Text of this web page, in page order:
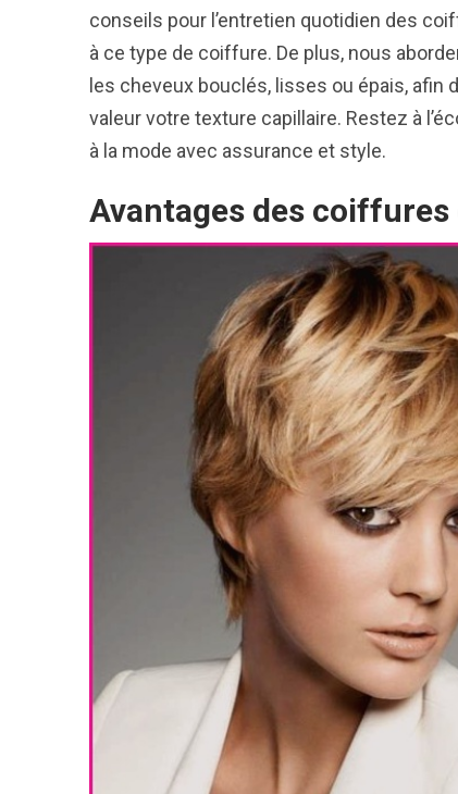
conseils pour l’entretien quotidien des
à ce type de coiffure. De plus, nous
les cheveux bouclés, lisses ou épais, afin
valeur votre texture capillaire. Restez à
à la mode avec assurance et style.
Avantages des